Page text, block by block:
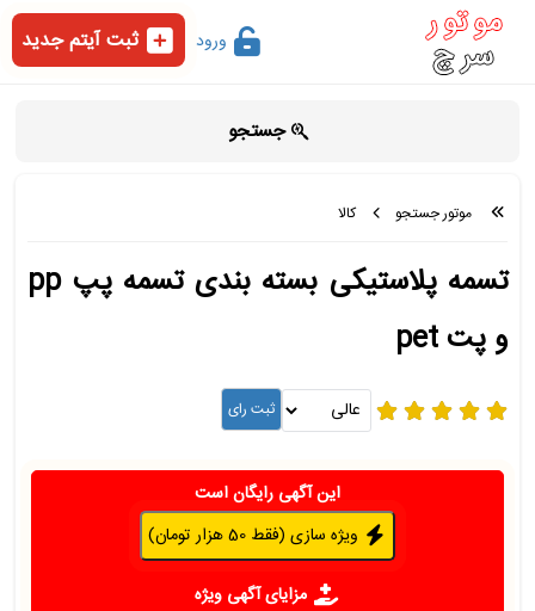
ورود ثبت آیتم جدید
جستجو
موتور جستجو کالا
تسمه پلاستیکی بسته بندی تسمه پپ pp
و پت pet
این آگهی رایگان است
ویژه سازی (فقط 50 هزار تومان)
مزایای آگهی ویژه